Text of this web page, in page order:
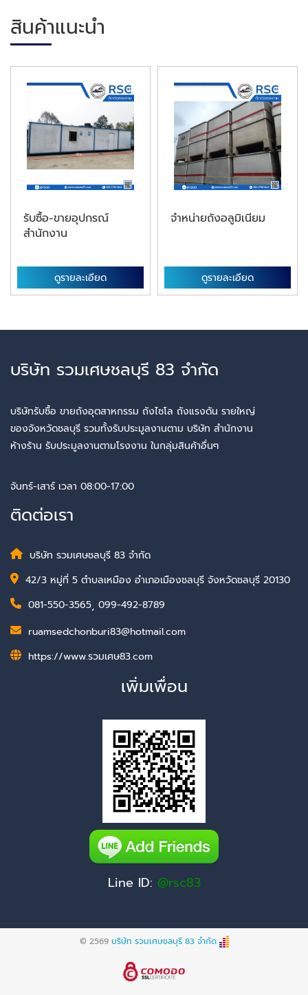
สินค้าแนะนำ
รับซื้อ-ขายอุปกรณ์
สำนักงาน
ดูรายละเอียด
จำหน่ายถังอลูมิเนียม
ดูรายละเอียด
บริษัท รวมเศษชลบุรี 83 จำกัด
บริษัทรับซื้อ ขายถังอุตสาหกรรม ถังไซโล ถังแรงดัน รายใหญ่
ของจังหวัดชลบุรี รวมทั้งรับประมูลงานตาม บริษัท สำนักงาน
ห้างร้าน รับประมูลงานตามโรงงาน ในกลุ่มสินค้าอื่นๆ
จันทร์-เสาร์ เวลา 08:00-17:00
ติดต่อเรา
บริษัท รวมเศษชลบุรี 83 จำกัด
42/3 หมู่ที่ 5 ตำบลเหมือง อำเภอเมืองชลบุรี จังหวัดชลบุรี 20130
081-550-3565, 099-492-8789
ruamsedchonburi83@hotmail.com
https://www.รวมเศษ83.com
เพิ่มเพื่อน
Line ID: @rsc83
© 2569 บริษัท รวมเศษชลบุรี 83 จำกัด